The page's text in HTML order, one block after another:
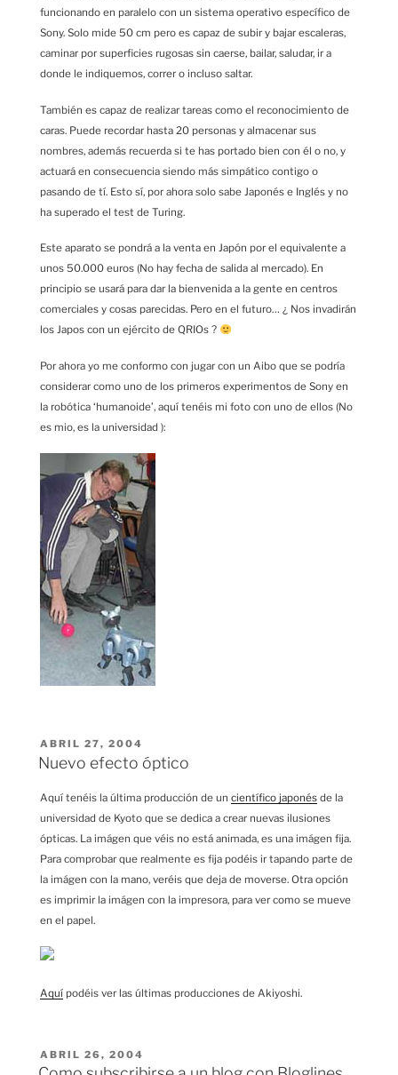
funcionando en paralelo con un sistema operativo específico de
Sony. Solo mide 50 cm pero es capaz de subir y bajar escaleras,
caminar por superficies rugosas sin caerse, bailar, saludar, ir a
donde le indiquemos, correr o incluso saltar.
También es capaz de realizar tareas como el reconocimiento de
caras. Puede recordar hasta 20 personas y almacenar sus
nombres, además recuerda si te has portado bien con él o no, y
actuará en consecuencia siendo más simpático contigo o
pasando de tí. Esto sí, por ahora solo sabe Japonés e Inglés y no
ha superado el test de Turing.
Este aparato se pondrá a la venta en Japón por el equivalente a
unos 50.000 euros (No hay fecha de salida al mercado). En
principio se usará para dar la bienvenida a la gente en centros
comerciales y cosas parecidas. Pero en el futuro… ¿ Nos invadirán
los Japos con un ejército de QRIOs ?
Por ahora yo me conformo con jugar con un Aibo que se podría
considerar como uno de los primeros experimentos de Sony en
la robótica ‘humanoide’, aquí tenéis mi foto con uno de ellos (No
es mio, es la universidad ):
PUBLICADO
EL
ABRIL 27, 2004
Nuevo efecto óptico
Aquí tenéis la última producción de un científico japonés de la
universidad de Kyoto que se dedica a crear nuevas ilusiones
ópticas. La imágen que véis no está animada, es una imágen fija.
Para comprobar que realmente es fija podéis ir tapando parte de
la imágen con la mano, veréis que deja de moverse. Otra opción
es imprimir la imágen con la impresora, para ver como se mueve
en el papel.
Aquí podéis ver las últimas producciones de Akiyoshi.
PUBLICADO
EL
ABRIL 26, 2004